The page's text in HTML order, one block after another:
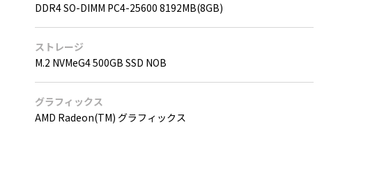
DDR4 SO-DIMM PC4-25600 8192MB(8GB)
ストレージ
M.2 NVMeG4 500GB SSD NOB
グラフィックス
AMD Radeon(TM) グラフィックス